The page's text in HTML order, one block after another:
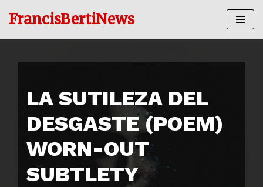
contenido
FrancisBertiNews
LA SUTILEZA DEL
DESGASTE (POEM)
WORN-OUT
SUBTLETY